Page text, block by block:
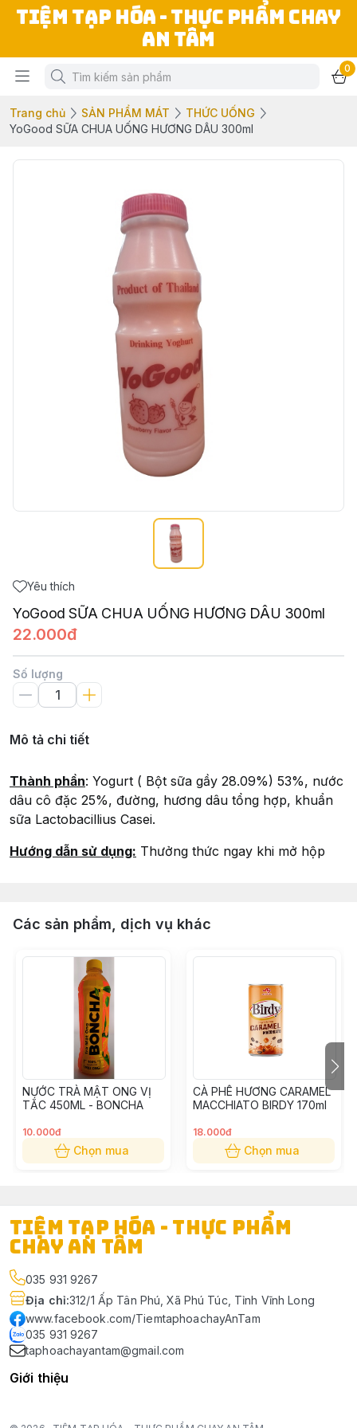
TIỆM TẠP HÓA - THỰC PHẨM CHAY
AN TÂM
0
Trang chủ SẢN PHẨM MÁT
THỨC UỐNG
YoGood SỮA CHUA UỐNG HƯƠNG DÂU 300ml
Yêu thích
YoGood SỮA CHUA UỐNG HƯƠNG DÂU 300ml
22.000đ
Số lượng
Mô tả chi tiết
Thành phần: Yogurt ( Bột sữa gầy 28.09%) 53%, nước
dâu cô đặc 25%, đường, hương dâu tổng hợp, khuẩn
sữa Lactobacillius Casei.
Hướng dẫn sử dụng: Thưởng thức ngay khi mở hộp
Các sản phẩm, dịch vụ khác
NƯỚC TRÀ MẬT ONG VỊ
TẮC 450ML - BONCHA
10.000đ
Chọn mua
CÀ PHÊ HƯƠNG CARAMEL
MACCHIATO BIRDY 170ml
18.000đ
Chọn mua
TIỆM TẠP HÓA - THỰC PHẨM
CHAY AN TÂM
035 931 9267
Địa chỉ:312/1 Ấp Tân Phú, Xã Phú Túc, Tỉnh Vĩnh Long
www.facebook.com/TiemtaphoachayAnTam
035 931 9267
taphoachayantam@gmail.com
Giới thiệu